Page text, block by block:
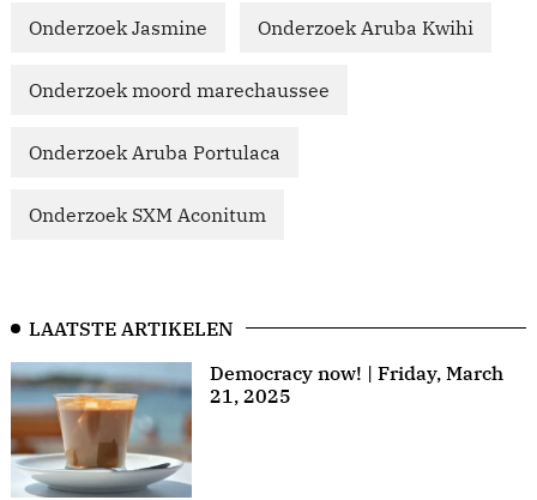
Onderzoek Jasmine Onderzoek Aruba Kwihi
Onderzoek moord marechaussee
Onderzoek Aruba Portulaca
Onderzoek SXM Aconitum
LAATSTE ARTIKELEN
Democracy now! | Friday, March
21, 2025